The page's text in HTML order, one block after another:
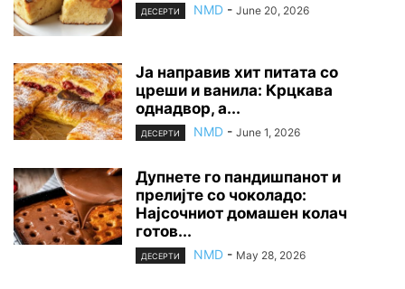
ДЕСЕРТИ NMD - June 20, 2026
Ја направив хит питата со
цреши и ванила: Крцкава
однадвор, а...
ДЕСЕРТИ NMD - June 1, 2026
Дупнете го пандишпанот и
прелијте со чоколадо:
Најсочниот домашен колач
готов...
ДЕСЕРТИ NMD - May 28, 2026